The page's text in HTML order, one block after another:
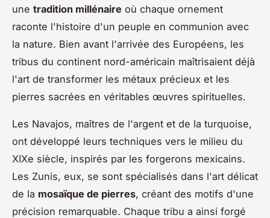
une tradition millénaire où chaque ornement
raconte l'histoire d'un peuple en communion avec
la nature. Bien avant l'arrivée des Européens, les
tribus du continent nord-américain maîtrisaient déjà
l'art de transformer les métaux précieux et les
pierres sacrées en véritables œuvres spirituelles.
Les Navajos, maîtres de l'argent et de la turquoise,
ont développé leurs techniques vers le milieu du
XIXe siècle, inspirés par les forgerons mexicains.
Les Zunis, eux, se sont spécialisés dans l'art délicat
de la mosaïque de pierres, créant des motifs d'une
précision remarquable. Chaque tribu a ainsi forgé